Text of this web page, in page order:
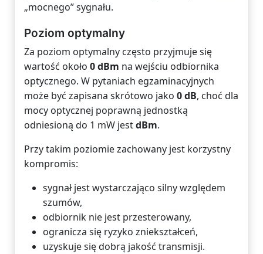
„mocnego” sygnału.
Poziom optymalny
Za poziom optymalny często przyjmuje się
wartość około 0 dBm na wejściu odbiornika
optycznego. W pytaniach egzaminacyjnych
może być zapisana skrótowo jako 0 dB, choć dla
mocy optycznej poprawną jednostką
odniesioną do 1 mW jestdBm.
Przy takim poziomie zachowany jest korzystny
kompromis:
sygnał jest wystarczająco silny względem
szumów,
odbiornik nie jest przesterowany,
ogranicza się ryzyko zniekształceń,
uzyskuje się dobrą jakość transmisji.